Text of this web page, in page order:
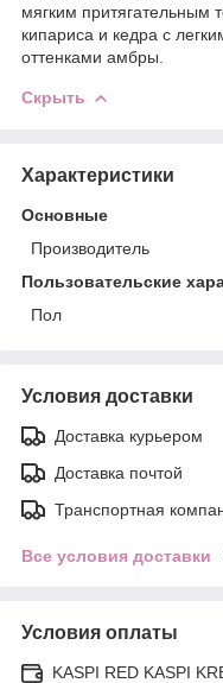
мягким притягательным
кипариса и кедра с
оттенками амбры.
Скрыть
Характеристики
Основные
Производитель
Пользовательские
Пол
Условия доставки
Доставка курьером
Доставка почтой
Транспортная
Все условия доставки
Условия оплаты
KASPI RED KASPI